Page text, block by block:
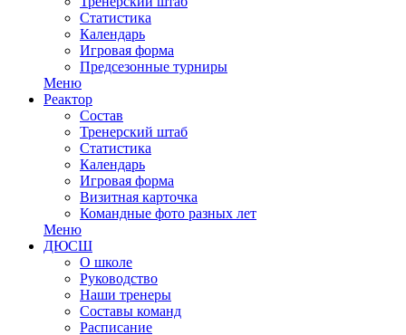
Статистика
Календарь
Игровая форма
Предсезонные турниры
Меню
Реактор
Состав
Тренерский штаб
Статистика
Календарь
Игровая форма
Визитная карточка
Командные фото разных лет
Меню
ДЮСШ
О школе
Руководство
Наши тренеры
Составы команд
Расписание